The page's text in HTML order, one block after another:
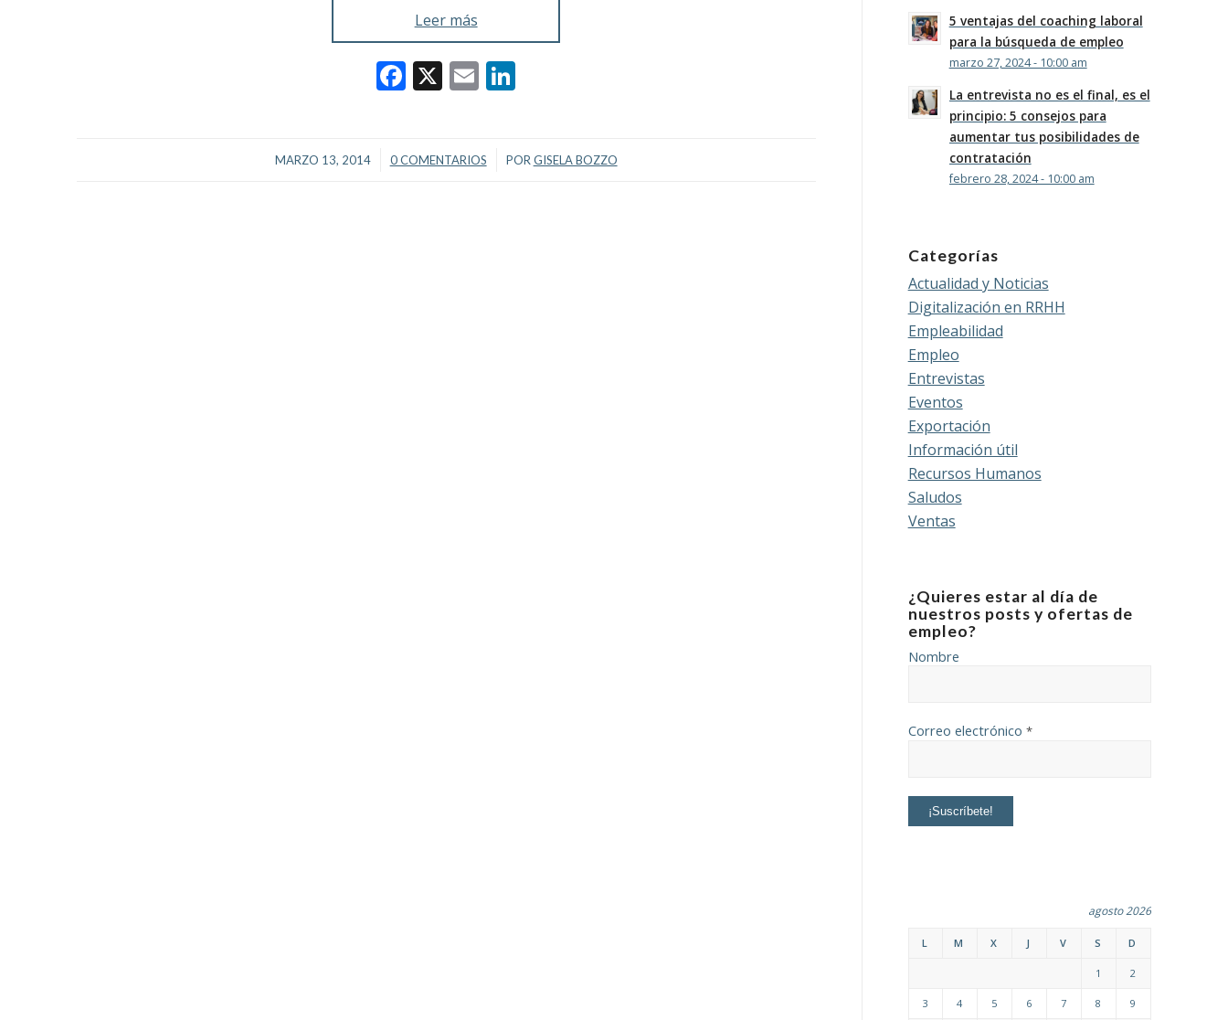
Leer más
Facebook
X Email
MARZO 13, 2014
/ 0 COMENTARIOS
/ POR GISELA BOZZO
5 ventajas del coaching laboral
para la búsqueda de empleo
marzo 27, 2024 - 10:00 am
La entrevista no es el final, es el
principio: 5 consejos para
aumentar tus posibilidades de
contratación
febrero 28, 2024 - 10:00 am
Categorías
Actualidad y Noticias
Digitalización en RRHH
Empleabilidad
Empleo
Entrevistas
Eventos
Exportación
Información útil
Recursos Humanos
Saludos
Ventas
¿Quieres estar al día de
nuestros posts y ofertas de
empleo?
Nombre
Correo electrónico *
agosto 2026
L M X J V S D
1 2
3 4 5 6 7 8 9